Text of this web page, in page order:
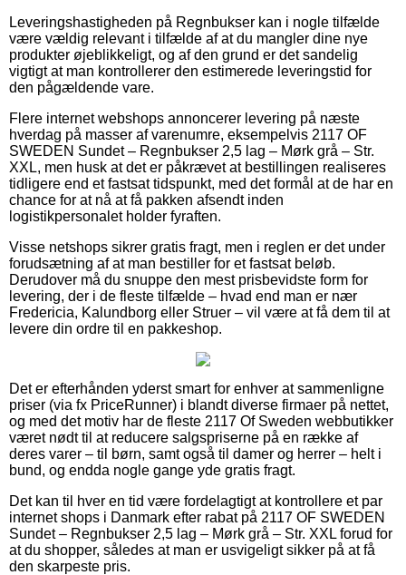
Leveringshastigheden på Regnbukser kan i nogle tilfælde
være vældig relevant i tilfælde af at du mangler dine nye
produkter øjeblikkeligt, og af den grund er det sandelig
vigtigt at man kontrollerer den estimerede leveringstid for
den pågældende vare.
Flere internet webshops annoncerer levering på næste
hverdag på masser af varenumre, eksempelvis 2117 OF
SWEDEN Sundet – Regnbukser 2,5 lag – Mørk grå – Str.
XXL, men husk at det er påkrævet at bestillingen realiseres
tidligere end et fastsat tidspunkt, med det formål at de har en
chance for at nå at få pakken afsendt inden
logistikpersonalet holder fyraften.
Visse netshops sikrer gratis fragt, men i reglen er det under
forudsætning af at man bestiller for et fastsat beløb.
Derudover må du snuppe den mest prisbevidste form for
levering, der i de fleste tilfælde – hvad end man er nær
Fredericia, Kalundborg eller Struer – vil være at få dem til at
levere din ordre til en pakkeshop.
Det er efterhånden yderst smart for enhver at sammenligne
priser (via fx PriceRunner) i blandt diverse firmaer på nettet,
og med det motiv har de fleste 2117 Of Sweden webbutikker
været nødt til at reducere salgspriserne på en række af
deres varer – til børn, samt også til damer og herrer – helt i
bund, og endda nogle gange yde gratis fragt.
Det kan til hver en tid være fordelagtigt at kontrollere et par
internet shops i Danmark efter rabat på 2117 OF SWEDEN
Sundet – Regnbukser 2,5 lag – Mørk grå – Str. XXL forud for
at du shopper, således at man er usvigeligt sikker på at få
den skarpeste pris.